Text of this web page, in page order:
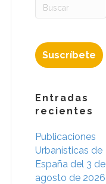
Suscríbete
Entradas
recientes
Publicaciones
Urbanísticas de
España del 3 de
agosto de 2026